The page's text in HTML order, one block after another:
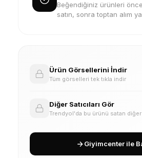
Beğendiğiniz ürünleri
satın, sonra toptan alım
Ürün Görsellerini İndir
Tüm görselleri tek tıkla indir
Diğer Satıcıları Gör
Trendyol'da bu ürünü satan diğer
Giyimcenter ile